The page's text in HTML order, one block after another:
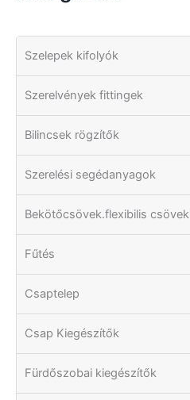
Szelepek kifolyók
Szerelvények fittingek
Bilincsek rögzítők
Szerelési segédanyagok
Bekötőcsövek.flexibilis csövek
Fűtés
Csaptelep
Csap Kiegészítők
Fürdőszobai kiegészítők